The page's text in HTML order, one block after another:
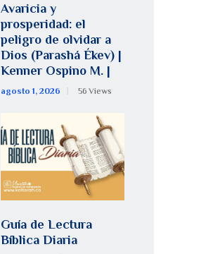
Avaricia y
prosperidad: el
peligro de olvidar a
Dios (Parashá Ékev) |
Kenner Ospino M. |
agosto 1, 2026 56 Views
Guía de Lectura
Bíblica Diaria